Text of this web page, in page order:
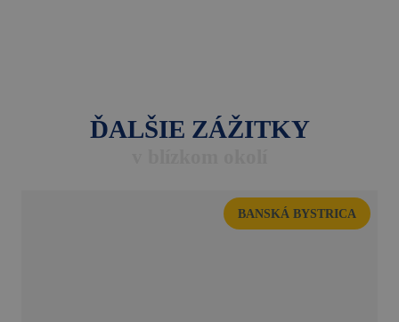
ĎALŠIE ZÁŽITKY
BANSKÁ BYSTRICA